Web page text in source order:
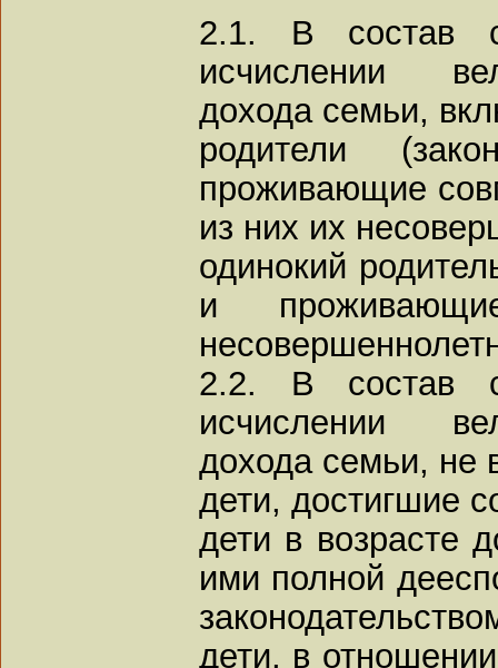
2.1. В состав
исчислении
дохода семьи,
родители
проживающие
из них их
одинокий
и
2.2. В состав
исчислении
дохода семьи, не
дети, достигшие
дети в возрасте
ими полной
дети, в